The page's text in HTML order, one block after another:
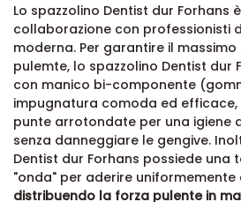
Lo spazzolino Dentist dur Forhans
collaborazione con professionisti
moderna. Per garantire il
pulemte, lo spazzolino Dentist dur
con manico bi-componente
impugnatura comoda ed efficace,
punte arrotondate per una igiene
senza danneggiare le gengive.
Dentist dur Forhans possiede una
"onda" per aderire
distribuendo la forza pulente in